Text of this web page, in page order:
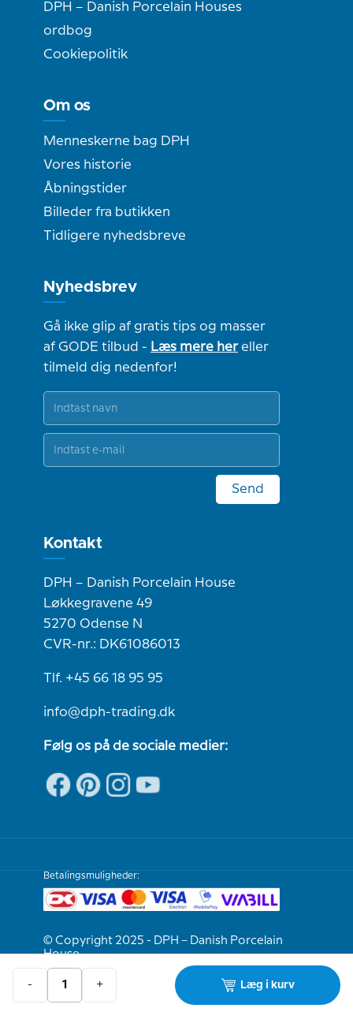
- + Læg i kurv
DPH – Danish Porcelain Houses
ordbog
Cookiepolitik
Om os
Menneskerne bag DPH
Vores historie
Åbningstider
Billeder fra butikken
Tidligere nyhedsbreve
Nyhedsbrev
Gå ikke glip af gratis tips og masser
af GODE tilbud - Læs mere hereller
tilmeld dig nedenfor!
Send
Kontakt
DPH – Danish Porcelain House
Løkkegravene 49
5270 Odense N
CVR-nr.: DK61086013
Tlf. +45 66 18 95 95
info@dph-trading.dk
Følg os på de sociale medier:
Betalingsmuligheder:
© Copyright 2025 - DPH – Danish Porcelain
House